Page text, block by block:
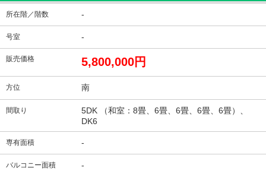
所在階／階数 -
号室 -
販売価格 5,800,000円
方位 南
間取り
5DK （和室：8畳、6畳、6畳、6畳、6畳）、
DK6
専有面積 -
バルコニー面積 -